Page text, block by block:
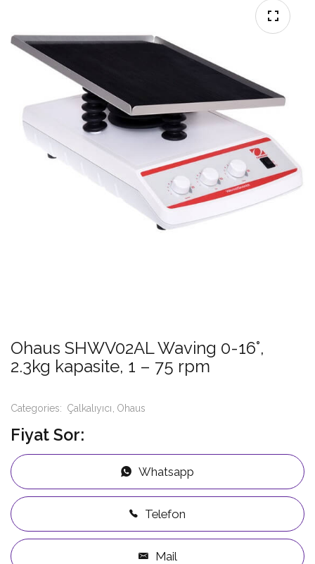
Ohaus SHWV02AL Waving 0-16°,
2.3kg kapasite, 1 – 75 rpm
Categories: Çalkalıyıcı Ohaus
Fiyat Sor:
Whatsapp
Telefon
Mail